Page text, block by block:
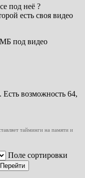
под неё ?
есть своя видео
МБ под видео
возможность 64,
тайминги на памяти и
Поле сортировки